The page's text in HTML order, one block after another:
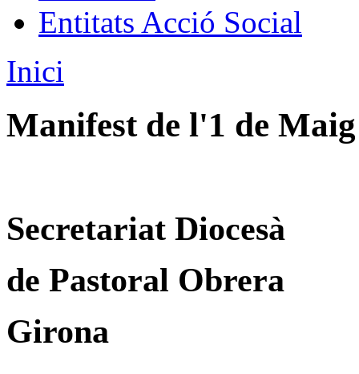
Entitats Acció Social
Inici
Manifest de l'1 de Maig
Secretariat Diocesà
de Pastoral Obrera
Girona